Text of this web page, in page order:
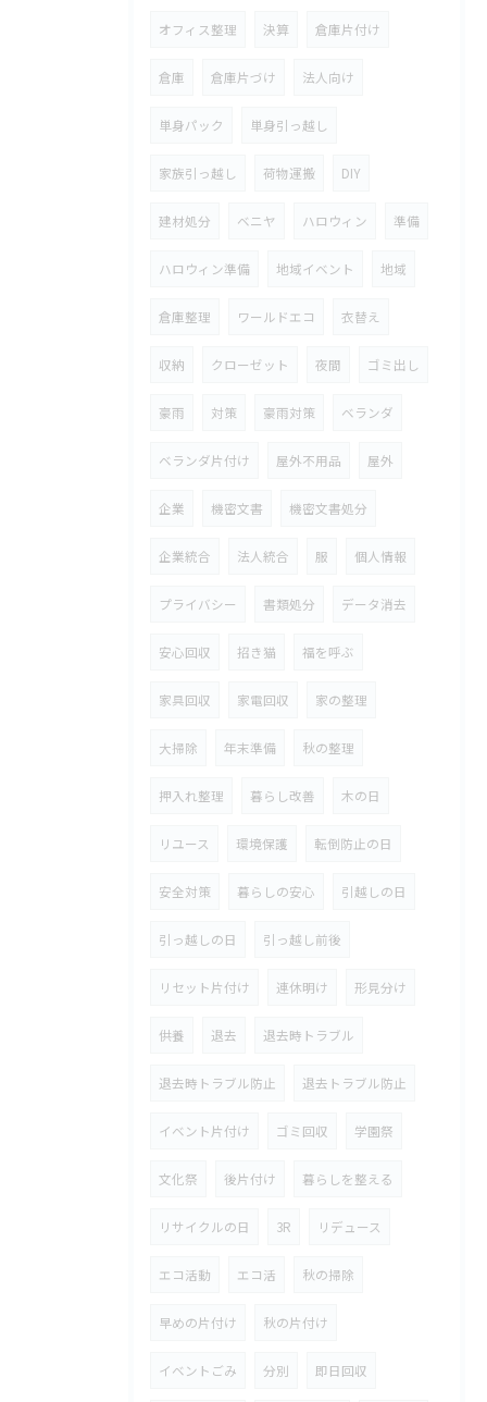
オフィス整理 決算 倉庫片付け
倉庫 倉庫片づけ 法人向け
単身パック 単身引っ越し
家族引っ越し 荷物運搬 DIY
建材処分 ベニヤ ハロウィン 準備
ハロウィン準備 地域イベント 地域
倉庫整理 ワールドエコ 衣替え
収納 クローゼット 夜間 ゴミ出し
豪雨 対策 豪雨対策 ベランダ
ベランダ片付け 屋外不用品 屋外
企業 機密文書 機密文書処分
企業統合 法人統合 服 個人情報
プライバシー 書類処分 データ消去
安心回収 招き猫 福を呼ぶ
家具回収 家電回収 家の整理
大掃除 年末準備 秋の整理
押入れ整理 暮らし改善 木の日
リユース 環境保護 転倒防止の日
安全対策 暮らしの安心 引越しの日
引っ越しの日 引っ越し前後
リセット片付け 連休明け 形見分け
供養 退去 退去時トラブル
退去時トラブル防止 退去トラブル防止
イベント片付け ゴミ回収 学園祭
文化祭 後片付け 暮らしを整える
リサイクルの日 3R リデュース
エコ活動 エコ活 秋の掃除
早めの片付け 秋の片付け
イベントごみ 分別 即日回収